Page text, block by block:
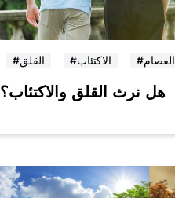
#القلق #الاكتئاب #الفصام
هل نرث القلق والاكتئاب؟